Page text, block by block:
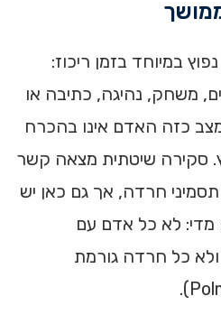
במיוחד בזמן ריכוז:
משחק, נהיגה, כתיבה או
כזה האדם אינו בהכרח
סקירה שיטתית מצאה קשר
תסמיני חרדה, אך גם כאן יש
לא כל אדם עם
כל חרדה גורמת